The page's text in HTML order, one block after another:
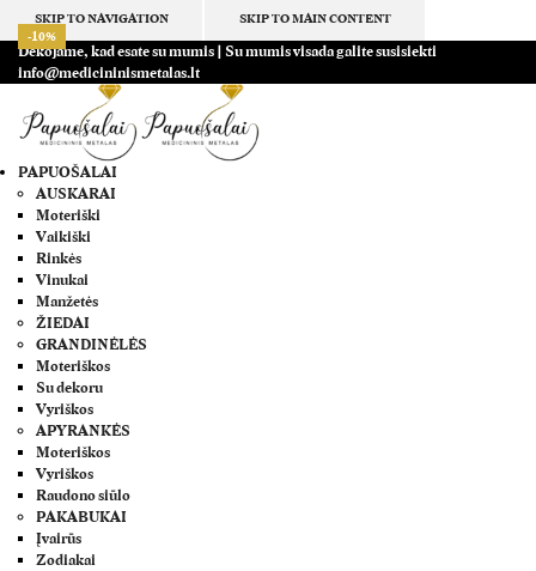
SKIP TO NAVIGATION SKIP TO MAIN CONTENT
Dėkojame, kad esate su mumis | Su mumis visada galite susisiekti
info@medicininismetalas.lt
PAPUOŠALAI
AUSKARAI
Moteriški
Vaikiški
Rinkės
Vinukai
Manžetės
ŽIEDAI
GRANDINĖLĖS
Moteriškos
Su dekoru
Vyriškos
APYRANKĖS
Moteriškos
Vyriškos
Raudono siūlo
PAKABUKAI
Įvairūs
Zodiakai
-10%
-10%
-10%
-10%
-10%
-10%
-10%
-10%